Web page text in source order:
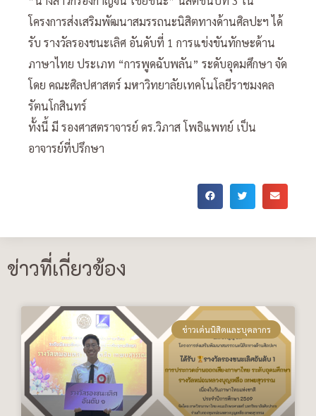
โครงการส่งเสริมพัฒนาสมรรถนะนิสิตทางด้านศิลปะฯ ได้
รับ รางวัลรองชนะเลิศ อันดับที่ 1 การแข่งขันทักษะด้าน
ภาษาไทย ประเภท “การพูดฉับพลัน” ระดับอุดมศึกษา จัด
โดย คณะศิลปศาสตร์ มหาวิทยาลัยเทคโนโลยีราชมงคล
รัตนโกสินทร์
ทั้งนี้ มี รองศาสตราจารย์ ดร.วิภาส โพธิแพทย์ เป็น
อาจารย์ที่ปรึกษา
ข่าวที่เกี่ยวข้อง
ข่าวเด่นนิสิตและบุคลากร